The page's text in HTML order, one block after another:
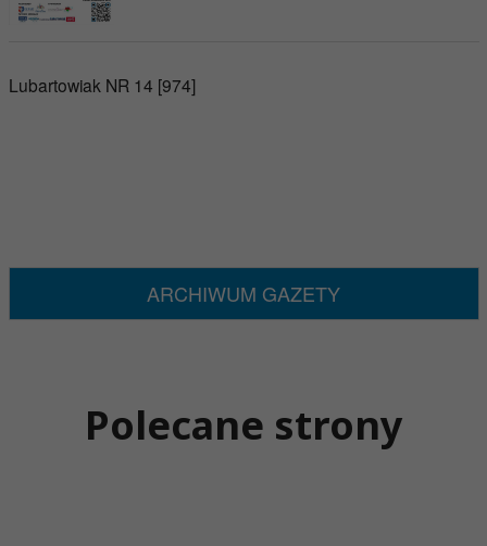
Lubartowiak NR 14 [974]
ARCHIWUM GAZETY
Polecane strony